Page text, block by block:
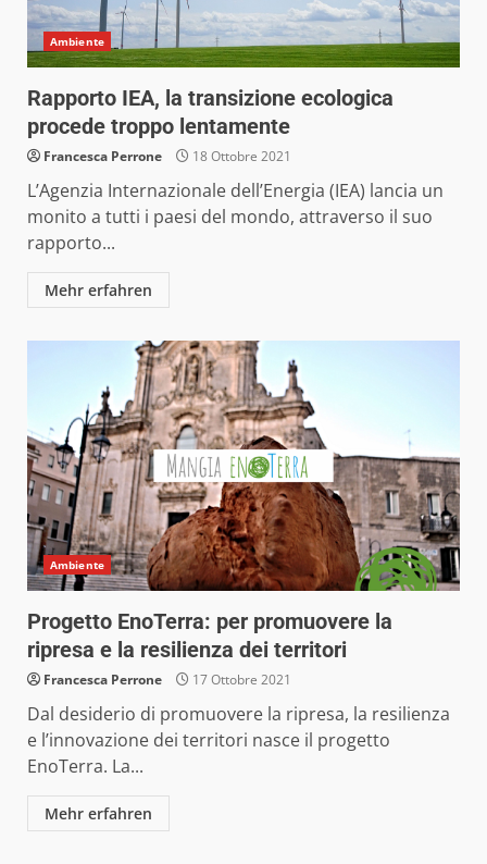
Ambiente
Rapporto IEA, la transizione ecologica
procede troppo lentamente
Francesca Perrone 18 Ottobre 2021
L’Agenzia Internazionale dell’Energia (IEA) lancia un
monito a tutti i paesi del mondo, attraverso il suo
rapporto...
Mehr erfahren
Ambiente
Progetto EnoTerra: per promuovere la
ripresa e la resilienza dei territori
Francesca Perrone 17 Ottobre 2021
Dal desiderio di promuovere la ripresa, la resilienza
e l’innovazione dei territori nasce il progetto
EnoTerra. La...
Mehr erfahren